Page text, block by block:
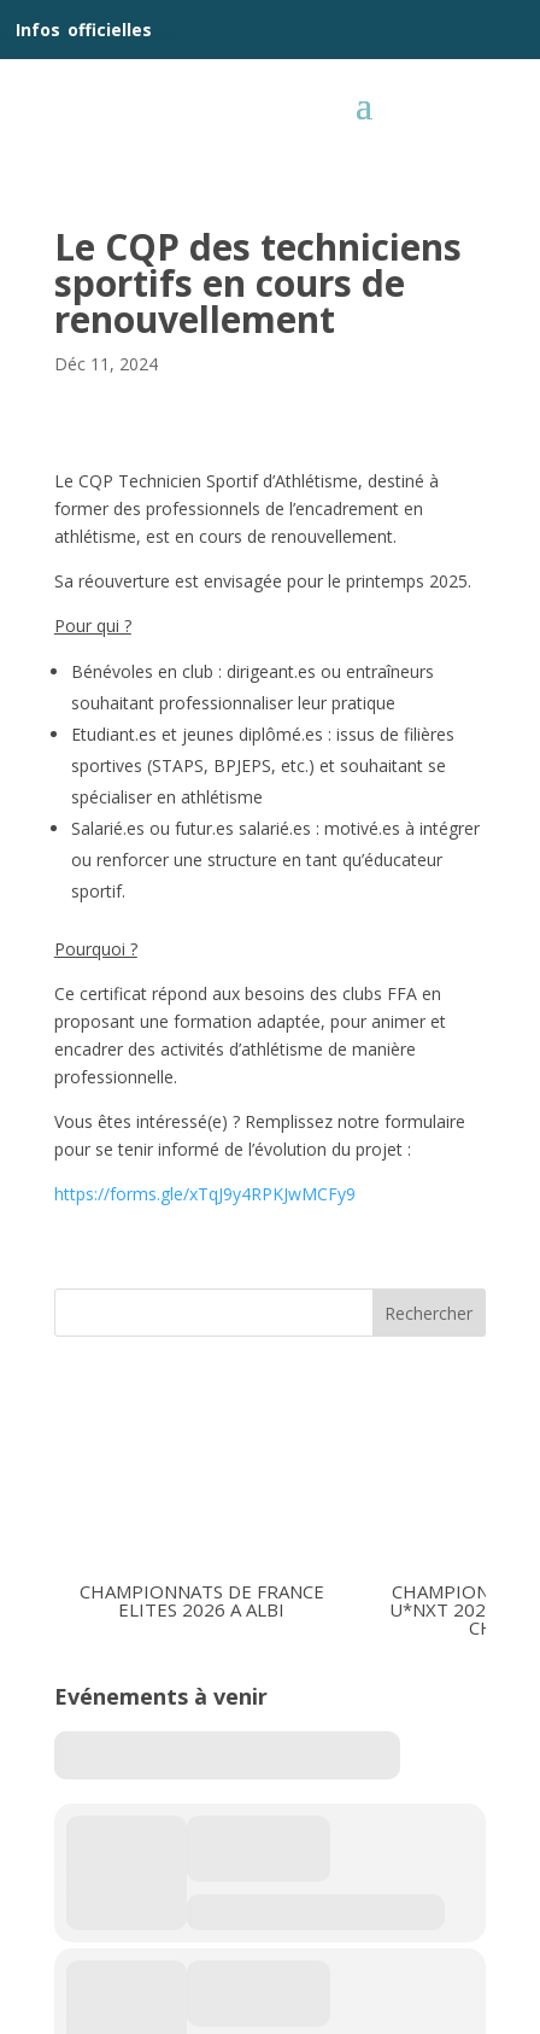
Infos officielles
Le CQP des techniciens
sportifs en cours de
renouvellement
Déc 11, 2024
Le CQP Technicien Sportif d’Athlétisme, destiné à
former des professionnels de l’encadrement en
athlétisme, est en cours de renouvellement.
Sa réouverture est envisagée pour le printemps 2025.
Pour qui ?
Bénévoles en club : dirigeant.es ou entraîneurs
souhaitant professionnaliser leur pratique
Etudiant.es et jeunes diplômé.es : issus de filières
sportives (STAPS, BPJEPS, etc.) et souhaitant se
spécialiser en athlétisme
Salarié.es ou futur.es salarié.es : motivé.es à intégrer
ou renforcer une structure en tant qu’éducateur
sportif.
Pourquoi ?
Ce certificat répond aux besoins des clubs FFA en
proposant une formation adaptée, pour animer et
encadrer des activités d’athlétisme de manière
professionnelle.
Vous êtes intéressé(e) ? Remplissez notre formulaire
pour se tenir informé de l’évolution du projet :
https://forms.gle/xTqJ9y4RPKJwMCFy9
Rechercher
CHAMPIONNATS DE FRANCE
ELITES 2026 A ALBI
CHAMPIONNATS
U*NXT 2026 16-
Evénements à venir